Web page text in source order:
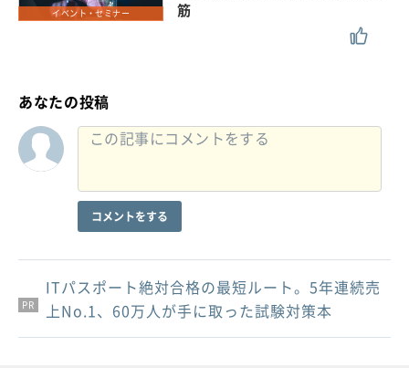
イベント・セミナー
筋
あなたの投稿
コメントをする
PR
PR
PR
ITパスポート絶対合格の最短ルート。5年連続売
上No.1、60万人が手に取った試験対策本